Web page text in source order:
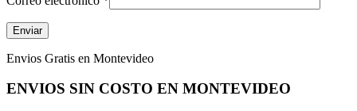
Envios Gratis en Montevideo
ENVIOS SIN COSTO EN MONTEVIDEO